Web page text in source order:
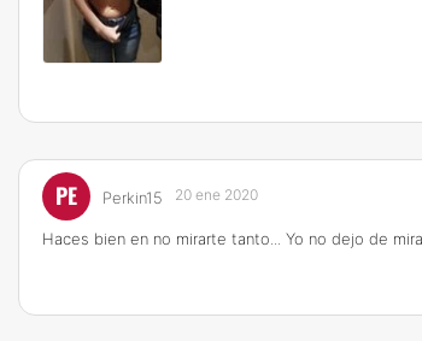
PE Perkin15 20 ene 2020
Haces bien en no mirarte tanto... Yo no dejo de